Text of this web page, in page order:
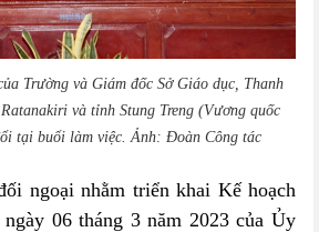
Trường và Giám đốc Sở Giáo dục, Thanh
và tỉnh Stung Treng (Vương quốc
tại buổi làm việc. Ảnh: Đoàn Công tác
ngoại nhằm triển khai Kế hoạch
06 tháng 3 năm 2023 của Ủy